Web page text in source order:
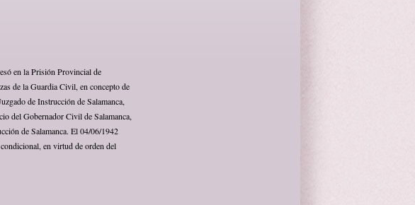
en la Prisión Provincial de
de la Guardia Civil, en concepto de
de Instrucción de Salamanca,
del Gobernador Civil de Salamanca,
de Salamanca. El 04/06/1942
en virtud de orden del